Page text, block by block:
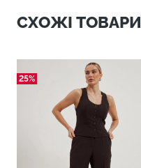
СХОЖІ ТОВАРИ
25%